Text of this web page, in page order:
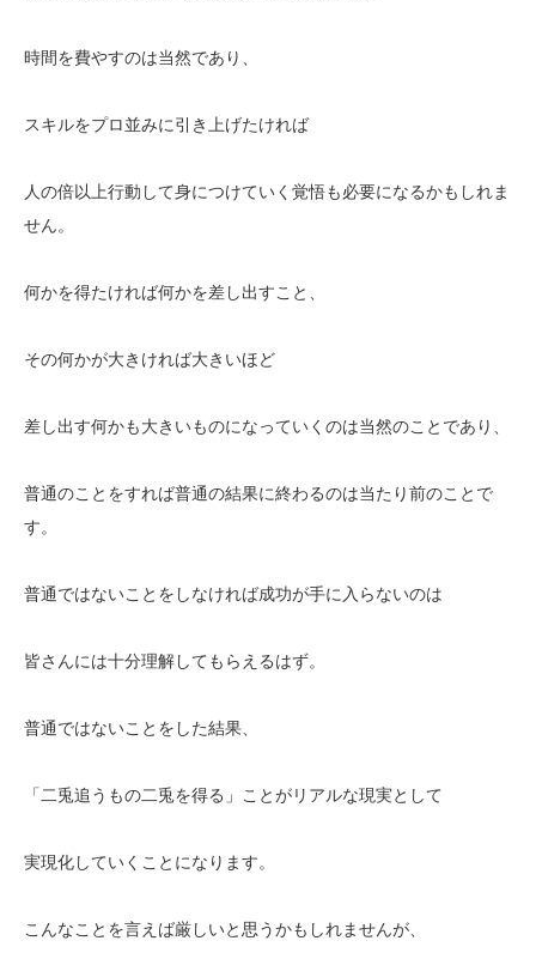
時間を費やすのは当然であり、
スキルをプロ並みに引き上げたければ
人の倍以上行動して身につけていく覚悟も必要になるかもしれま
せん。
何かを得たければ何かを差し出すこと、
その何かが大きければ大きいほど
差し出す何かも大きいものになっていくのは当然のことであり、
普通のことをすれば普通の結果に終わるのは当たり前のことで
す。
普通ではないことをしなければ成功が手に入らないのは
皆さんには十分理解してもらえるはず。
普通ではないことをした結果、
「二兎追うもの二兎を得る」ことがリアルな現実として
実現化していくことになります。
こんなことを言えば厳しいと思うかもしれませんが、